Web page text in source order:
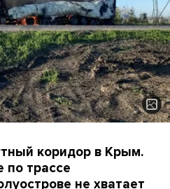
коридор в Крым.
трассе
не хватает